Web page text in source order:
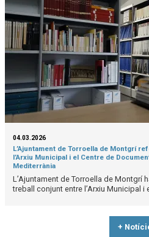
04.03.2026
L’Ajuntament de Torroella de Montgrí
l’Arxiu Municipal i el Centre de
Mediterrània
L’Ajuntament de Torroella de Montgrí
treball conjunt entre l’Arxiu Municipal i
+